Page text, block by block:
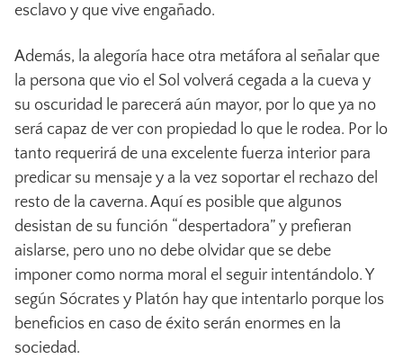
esclavo y que vive engañado.
Además, la alegoría hace otra metáfora al señalar que
la persona que vio el Sol volverá cegada a la cueva y
su oscuridad le parecerá aún mayor, por lo que ya no
será capaz de ver con propiedad lo que le rodea. Por lo
tanto requerirá de una excelente fuerza interior para
predicar su mensaje y a la vez soportar el rechazo del
resto de la caverna. Aquí es posible que algunos
desistan de su función “despertadora” y prefieran
aislarse, pero uno no debe olvidar que se debe
imponer como norma moral el seguir intentándolo. Y
según Sócrates y Platón hay que intentarlo porque los
beneficios en caso de éxito serán enormes en la
sociedad.